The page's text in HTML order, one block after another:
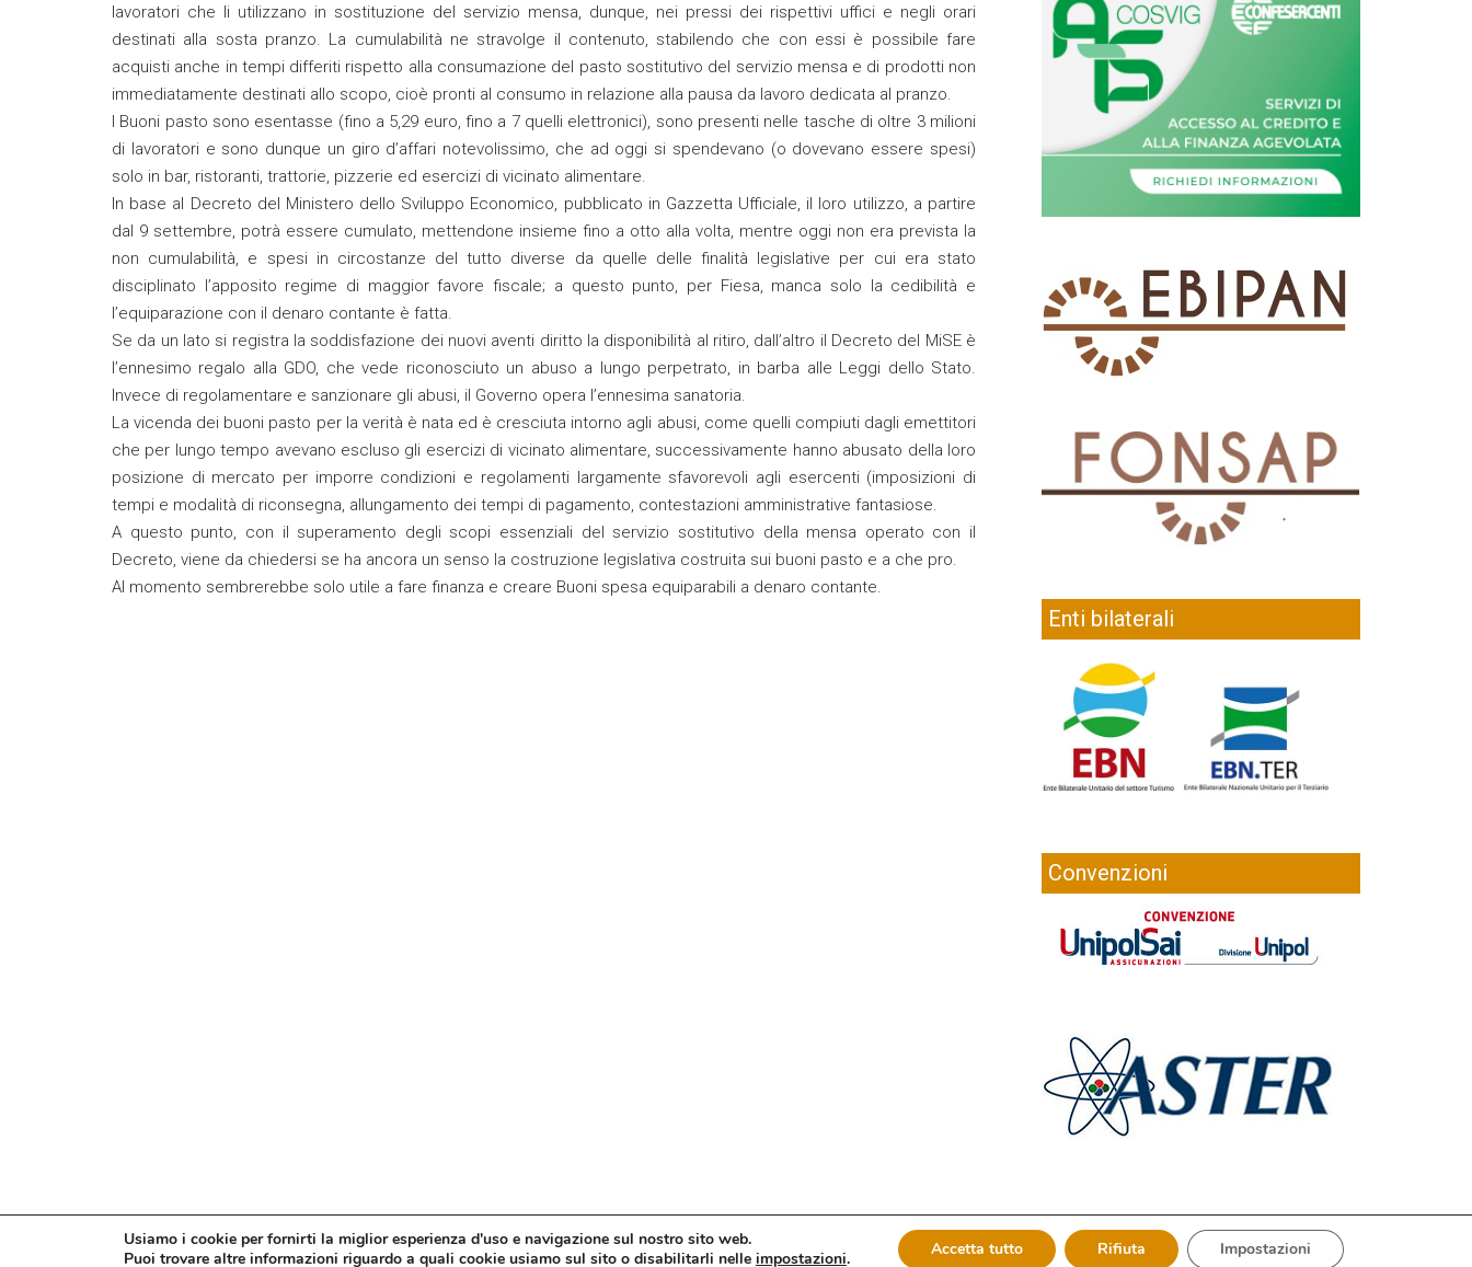
lavoratori che li utilizzano in sostituzione del servizio mensa, dunque, nei pressi dei rispettivi uffici e negli orari
destinati alla sosta pranzo. La cumulabilità ne stravolge il contenuto, stabilendo che con essi è possibile fare
acquisti anche in tempi differiti rispetto alla consumazione del pasto sostitutivo del servizio mensa e di prodotti non
immediatamente destinati allo scopo, cioè pronti al consumo in relazione alla pausa da lavoro dedicata al pranzo.
I Buoni pasto sono esentasse (fino a 5,29 euro, fino a 7 quelli elettronici), sono presenti nelle tasche di oltre 3 milioni
di lavoratori e sono dunque un giro d’affari notevolissimo, che ad oggi si spendevano (o dovevano essere spesi)
solo in bar, ristoranti, trattorie, pizzerie ed esercizi di vicinato alimentare.
In base al Decreto del Ministero dello Sviluppo Economico, pubblicato in Gazzetta Ufficiale, il loro utilizzo, a partire
dal 9 settembre, potrà essere cumulato, mettendone insieme fino a otto alla volta, mentre oggi non era prevista la
non cumulabilità, e spesi in circostanze del tutto diverse da quelle delle finalità legislative per cui era stato
disciplinato l’apposito regime di maggior favore fiscale; a questo punto, per Fiesa, manca solo la cedibilità e
l’equiparazione con il denaro contante è fatta.
Se da un lato si registra la soddisfazione dei nuovi aventi diritto la disponibilità al ritiro, dall’altro il Decreto del MiSE è
l’ennesimo regalo alla GDO, che vede riconosciuto un abuso a lungo perpetrato, in barba alle Leggi dello Stato.
Invece di regolamentare e sanzionare gli abusi, il Governo opera l’ennesima sanatoria.
La vicenda dei buoni pasto per la verità è nata ed è cresciuta intorno agli abusi, come quelli compiuti dagli emettitori
che per lungo tempo avevano escluso gli esercizi di vicinato alimentare, successivamente hanno abusato della loro
posizione di mercato per imporre condizioni e regolamenti largamente sfavorevoli agli esercenti (imposizioni di
tempi e modalità di riconsegna, allungamento dei tempi di pagamento, contestazioni amministrative fantasiose.
A questo punto, con il superamento degli scopi essenziali del servizio sostitutivo della mensa operato con il
Decreto, viene da chiedersi se ha ancora un senso la costruzione legislativa costruita sui buoni pasto e a che pro.
Al momento sembrerebbe solo utile a fare finanza e creare Buoni spesa equiparabili a denaro contante.
Enti bilaterali
Convenzioni
© Confesercenti | Ufficio stampa: Via Nazionale, 60 00184 Roma fax: 06 4746886 | Sito web sviluppato dadm3
Usiamo i cookie per fornirti la miglior esperienza d'uso e navigazione sul nostro sito web.
Puoi trovare altre informazioni riguardo a quali cookie usiamo sul sito o disabilitarli nelle impostazioni. Accetta tutto Rifiuta Impostazioni